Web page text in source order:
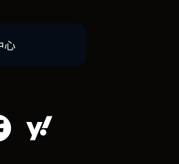
心